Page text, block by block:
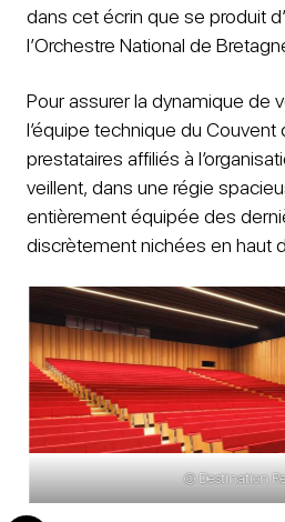
dans cet écrin que se produit
l’Orchestre National de
Pour assurer la dynamique de
l’équipe technique du
prestataires affiliés à
veillent, dans une régie
entièrement équipée des
discrètement nichées en haut
© Destination